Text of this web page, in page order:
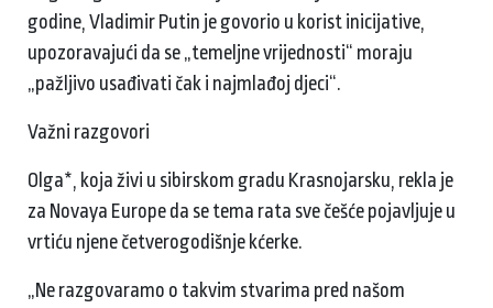
godine, Vladimir Putin je govorio u korist inicijative,
upozoravajući da se „temeljne vrijednosti“ moraju
„pažljivo usađivati ​​čak i najmlađoj djeci“.
Važni razgovori
Olga*, koja živi u sibirskom gradu Krasnojarsku, rekla je
za Novaya Europe da se tema rata sve češće pojavljuje u
vrtiću njene četverogodišnje kćerke.
„Ne razgovaramo o takvim stvarima pred našom